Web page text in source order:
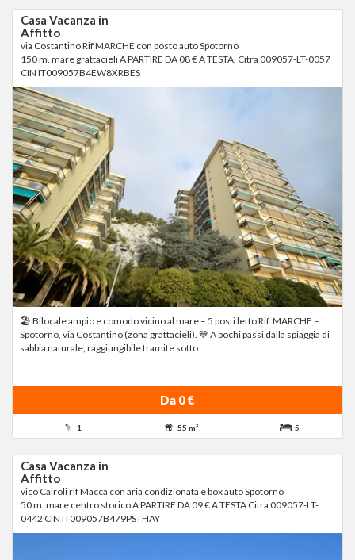
Casa Vacanza in
Affitto
via Costantino Rif MARCHE con posto auto Spotorno
150 m. mare grattacieli A PARTIRE DA 08 € A TESTA, Citra 009057-LT-0057
CIN IT009057B4EW8XRBES
🏖️ Bilocale ampio e comodo vicino al mare – 5 posti letto Rif. MARCHE –
Spotorno, via Costantino (zona grattacieli). 💙 A pochi passi dalla spiaggia di
sabbia naturale, raggiungibile tramite sotto
Da 0 €
1 55 m² 5
Casa Vacanza in
Affitto
vico Cairoli rif Macca con aria condizionata e box auto Spotorno
50 m. mare centro storico A PARTIRE DA 09 € A TESTA Citra 009057-LT-
0442 CIN IT009057B479PSTHAY